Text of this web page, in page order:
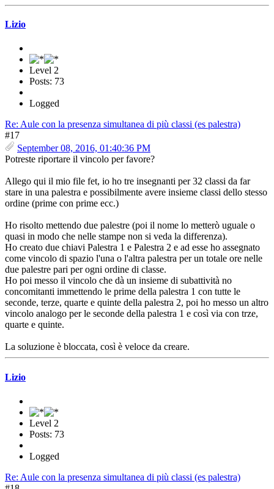
Lizio
Level 2
Posts: 73
Logged
Re: Aule con la presenza simultanea di più classi (es palestra)
#17
September 08, 2016, 01:40:36 PM
Potreste riportare il vincolo per favore?
Allego qui il mio file fet, io ho tre insegnanti per 32 classi da far
stare in una palestra e possibilmente avere insieme classi dello stesso
ordine (prime con prime ecc.)
Ho risolto mettendo due palestre (poi il nome lo metterò uguale o
quasi in modo che nelle stampe non si veda la differenza).
Ho creato due chiavi Palestra 1 e Palestra 2 e ad esse ho assegnato
come vincolo di spazio l'una o l'altra palestra per un totale ore nelle
due palestre pari per ogni ordine di classe.
Ho poi messo il vincolo che dà un insieme di subattività no
concomitanti immettendo le prime della palestra 1 con tutte le
seconde, terze, quarte e quinte della palestra 2, poi ho messo un altro
vincolo analogo per le seconde della palestra 1 e così via con trze,
quarte e quinte.
La soluzione è bloccata, così è veloce da creare.
Lizio
Level 2
Posts: 73
Logged
Re: Aule con la presenza simultanea di più classi (es palestra)